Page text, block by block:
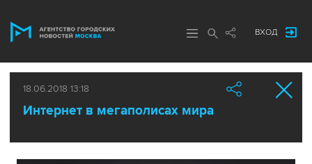
ВХОД
18.06.2018 13:18
Интернет в мегаполисах мира